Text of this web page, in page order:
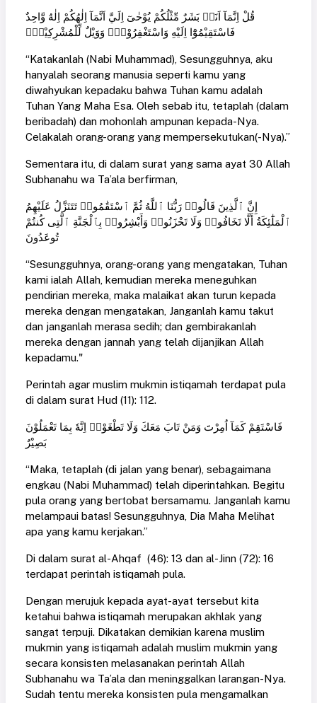
قُلْ اِنَّمَآ اَنَا۟ بَشَرٌ مِّثْلُكُمْ يُوْحٰىٓ اِلَيَّ اَنَّمَآ اِلٰهُكُمْ اِلٰهٌ وَّاحِدٌ
“Katakanlah (Nabi Muhammad), Sesungguhnya, aku
hanyalah seorang manusia seperti kamu yang
diwahyukan kepadaku bahwa Tuhan kamu adalah
Tuhan Yang Maha Esa. Oleh sebab itu, tetaplah (dalam
beribadah) dan mohonlah ampunan kepada-Nya.
Celakalah orang-orang yang mempersekutukan(-Nya).”
Sementara itu, di dalam surat yang sama ayat 30 Allah
Subhanahu wa Ta’ala berfirman,
إِنَّ ٱلَّذِينَ قَالُوا۟ رَبُّنَا ٱللَّهُ ثُمَّ ٱسْتَقَٰمُوا۟ تَتَنَزَّلُ عَلَيْهِمُ
ٱلْمَلَٰٓئِكَةُ أَلَّا تَخَافُوا۟ وَلَا تَحْزَنُوا۟ وَأَبْشِرُوا۟ بِٱلْجَنَّةِ ٱلَّتِى كُنتُمْ
تُوعَدُونَ
“Sesungguhnya, orang-orang yang mengatakan, Tuhan
kami ialah Allah, kemudian mereka meneguhkan
pendirian mereka, maka malaikat akan turun kepada
mereka dengan mengatakan, Janganlah kamu takut
dan janganlah merasa sedih; dan gembirakanlah
mereka dengan jannah yang telah dijanjikan Allah
kepadamu."
Perintah agar muslim mukmin istiqamah terdapat pula
di dalam surat Hud (11): 112.
فَاسْتَقِمْ كَمَآ اُمِرْتَ وَمَنْ تَابَ مَعَكَ وَلَا تَطْغَوْاۗ اِنَّهٗ بِمَا تَعْمَلُوْنَ
“Maka, tetaplah (di jalan yang benar), sebagaimana
engkau (Nabi Muhammad) telah diperintahkan. Begitu
pula orang yang bertobat bersamamu. Janganlah kamu
melampaui batas! Sesungguhnya, Dia Maha Melihat
apa yang kamu kerjakan.”
Di dalam surat al-Ahqaf (46): 13 dan al-Jinn (72): 16
terdapat perintah istiqamah pula.
Dengan merujuk kepada ayat-ayat tersebut kita
ketahui bahwa istiqamah merupakan akhlak yang
sangat terpuji. Dikatakan demikian karena muslim
mukmin yang istiqamah adalah muslim mukmin yang
secara konsisten melasanakan perintah Allah
Subhanahu wa Ta’ala dan meninggalkan larangan-Nya.
Sudah tentu mereka konsisten pula mengamalkan